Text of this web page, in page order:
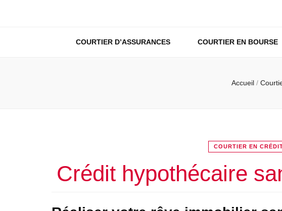
COURTIER D’ASSURANCES COURTIER EN BOURSE
Accueil /
COURTIER EN
Crédit hypothécaire